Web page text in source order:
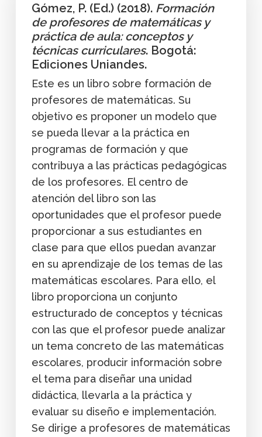
Gómez, P. (Ed.) (2018). Formación
de profesores de matemáticas y
práctica de aula: conceptos y
técnicas curriculares. Bogotá:
Ediciones Uniandes.
Este es un libro sobre formación de
profesores de matemáticas. Su
objetivo es proponer un modelo que
se pueda llevar a la práctica en
programas de formación y que
contribuya a las prácticas pedagógicas
de los profesores. El centro de
atención del libro son las
oportunidades que el profesor puede
proporcionar a sus estudiantes en
clase para que ellos puedan avanzar
en su aprendizaje de los temas de las
matemáticas escolares. Para ello, el
libro proporciona un conjunto
estructurado de conceptos y técnicas
con las que el profesor puede analizar
un tema concreto de las matemáticas
escolares, producir información sobre
el tema para diseñar una unidad
didáctica, llevarla a la práctica y
evaluar su diseño e implementación.
Se dirige a profesores de matemáticas